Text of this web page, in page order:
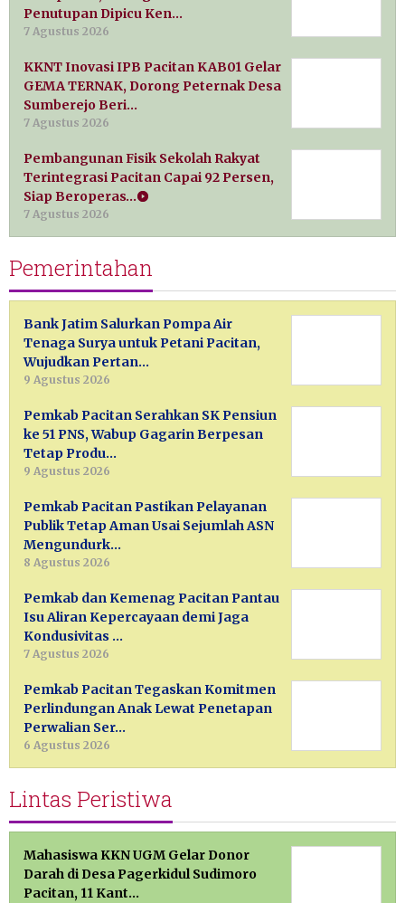
Penutupan Dipicu Ken…
7 Agustus 2026
KKNT Inovasi IPB Pacitan KAB01 Gelar
GEMA TERNAK, Dorong Peternak Desa
Sumberejo Beri…
7 Agustus 2026
Pembangunan Fisik Sekolah Rakyat
Terintegrasi Pacitan Capai 92 Persen,
Siap Beroperas…
7 Agustus 2026
Pemerintahan
Bank Jatim Salurkan Pompa Air
Tenaga Surya untuk Petani Pacitan,
Wujudkan Pertan…
9 Agustus 2026
Pemkab Pacitan Serahkan SK Pensiun
ke 51 PNS, Wabup Gagarin Berpesan
Tetap Produ…
9 Agustus 2026
Pemkab Pacitan Pastikan Pelayanan
Publik Tetap Aman Usai Sejumlah ASN
Mengundurk…
8 Agustus 2026
Pemkab dan Kemenag Pacitan Pantau
Isu Aliran Kepercayaan demi Jaga
Kondusivitas …
7 Agustus 2026
Pemkab Pacitan Tegaskan Komitmen
Perlindungan Anak Lewat Penetapan
Perwalian Ser…
6 Agustus 2026
Lintas Peristiwa
Mahasiswa KKN UGM Gelar Donor
Darah di Desa Pagerkidul Sudimoro
Pacitan, 11 Kant…